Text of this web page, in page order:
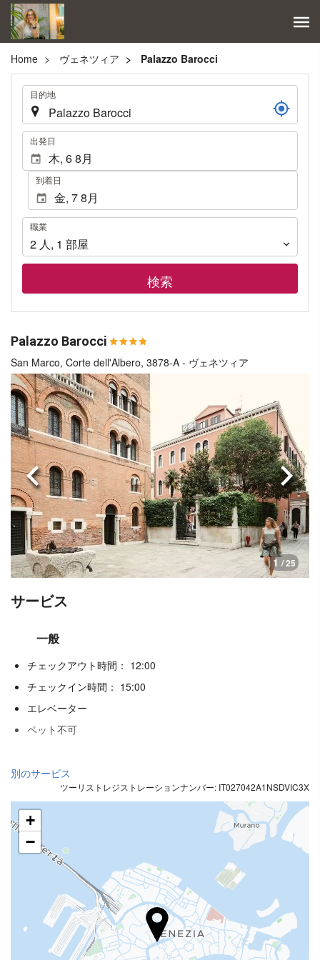
Home ヴェネツィア Palazzo Barocci
. 目的地
. 出発日
到着日
職
業
職業
2 人, 1 部屋
検索
Palazzo Barocci
San Marco, Corte dell'Albero, 3878-A - ヴェネツィア
1 / 25
前へ 次へ
サービス
一般
チェックアウト時間： 12:00
チェックイン時間： 15:00
エレベーター
ペット不可
レセプションサービス
24時間対応フロント
荷物預かり
飲食
インターネット
無料Wi-Fi
別のサービス
ツーリストレジストレーションナンバー: IT027042A1NSDVIC3X
+
−